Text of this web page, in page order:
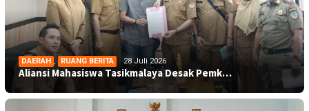
DAERAH , RUANG BERITA 28 Juli 2026
Aliansi Mahasiswa Tasikmalaya Desak Pemk…